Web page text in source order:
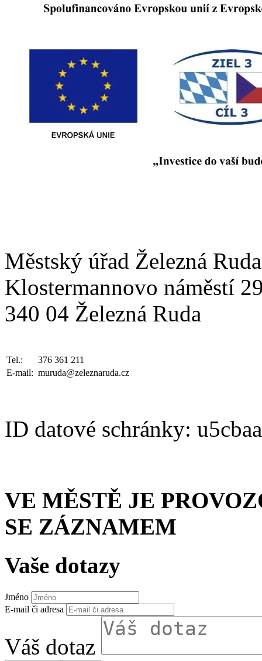
Městský úřad Železná Ruda
Klostermannovo náměstí
340 04 Železná Ruda
Tel.:
376 361 211
E-mail: muruda@zeleznaruda.cz
ID datové schránky:
VE MĚSTĚ JE
SE ZÁZNAMEM
Vaše dotazy
Jméno
E-mail či adresa
Váš dotaz